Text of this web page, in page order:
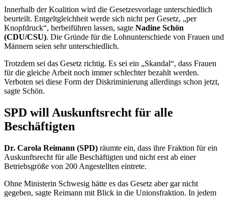
Innerhalb der Koalition wird die Gesetzesvorlage unterschiedlich
beurteilt. Entgeltgleichheit werde sich nicht per Gesetz, „per
Knopfdruck“, herbeiführen lassen, sagte Nadine Schön
(CDU/CSU). Die Gründe für die Lohnunterschiede von Frauen und
Männern seien sehr unterschiedlich.
Trotzdem sei das Gesetz richtig. Es sei ein „Skandal“, dass Frauen
für die gleiche Arbeit noch immer schlechter bezahlt werden.
Verboten sei diese Form der Diskriminierung allerdings schon jetzt,
sagte Schön.
SPD will Auskunftsrecht für alle
Beschäftigten
Dr. Carola Reimann (SPD) räumte ein, dass ihre Fraktion für ein
Auskunftsrecht für alle Beschäftigten und nicht erst ab einer
Betriebsgröße von 200 Angestellten eintrete.
Ohne Ministerin Schwesig hätte es das Gesetz aber gar nicht
gegeben, sagte Reimann mit Blick in die Unionsfraktion. In jedem